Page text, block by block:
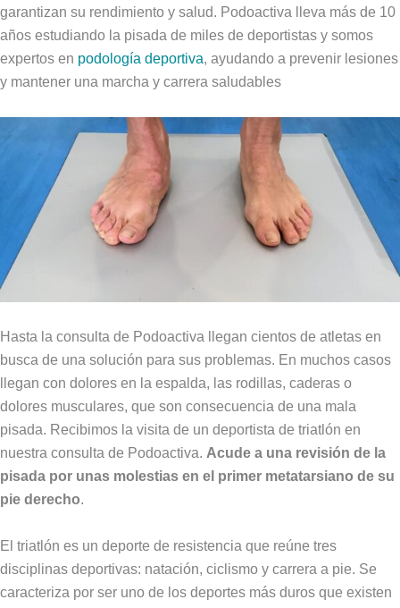
garantizan su rendimiento y salud. Podoactiva lleva más de 10
años estudiando la pisada de miles de deportistas y somos
expertos en podología deportiva, ayudando a prevenir lesiones
y mantener una marcha y carrera saludables
Hasta la consulta de Podoactiva llegan cientos de atletas en
busca de una solución para sus problemas. En muchos casos
llegan con dolores en la espalda, las rodillas, caderas o
dolores musculares, que son consecuencia de una mala
pisada. Recibimos la visita de un deportista de triatlón en
nuestra consulta de Podoactiva. Acude a una revisión de la
pisada por unas molestias en el primer metatarsiano de su
pie derecho.
El triatlón es un deporte de resistencia que reúne tres
disciplinas deportivas: natación, ciclismo y carrera a pie. Se
caracteriza por ser uno de los deportes más duros que existen